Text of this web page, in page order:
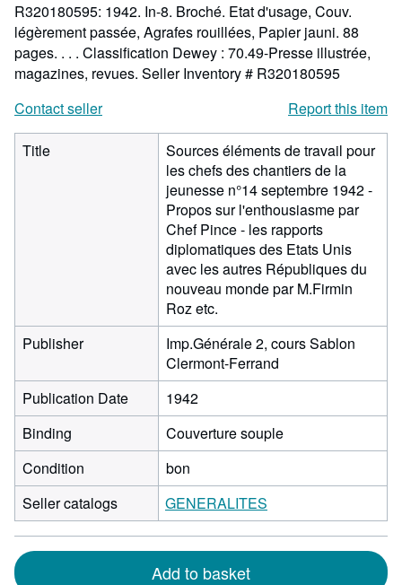
R320180595: 1942. In-8. Broché. Etat d'usage, Couv.
légèrement passée, Agrafes rouillées, Papier jauni. 88
pages. . . . Classification Dewey : 70.49-Presse illustrée,
magazines, revues. Seller Inventory # R320180595
Contact seller
Report this item
Title
Sources éléments de travail pour
les chefs des chantiers de la
jeunesse n°14 septembre 1942 -
Propos sur l'enthousiasme par
Chef Pince - les rapports
diplomatiques des Etats Unis
avec les autres Républiques du
nouveau monde par M.Firmin
Roz etc.
Publisher
Imp.Générale 2, cours Sablon
Clermont-Ferrand
Publication Date
1942
Binding
Couverture souple
Condition
bon
Seller catalogs
GENERALITES
Add to basket